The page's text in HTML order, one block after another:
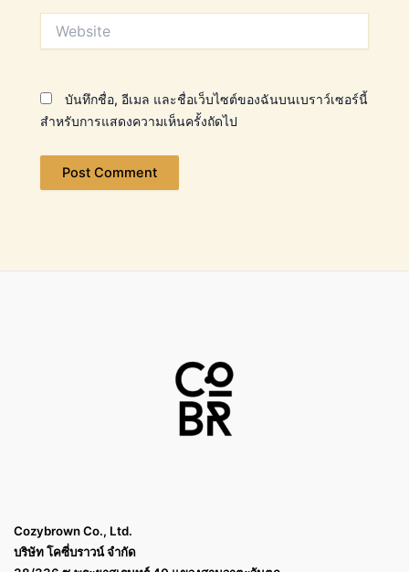
บันทึกชื่อ, อีเมล และชื่อเว็บไซต์ของฉันบนเบราว์เซอร์นี้
สำหรับการแสดงความเห็นครั้งถัดไป
Cozybrown Co., Ltd.
บริษัท โคซี่บราวน์ จำกัด